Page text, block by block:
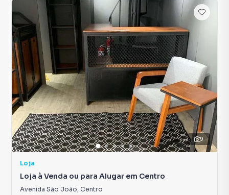
9
Loja
Loja à Venda ou para Alugar em Centro
Avenida São João, Centro